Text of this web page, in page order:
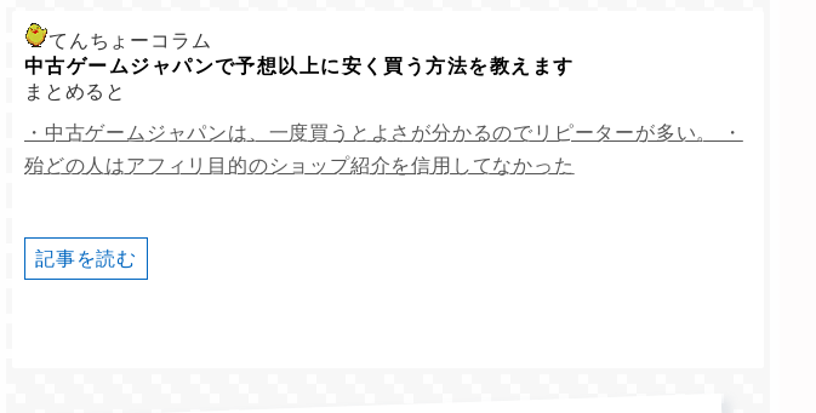
てんちょーコラム
中古ゲームジャパンで予想以上に安く買う方法を教えます
まとめると
・中古ゲームジャパンは、一度買うとよさが分かるのでリピーターが多い。 ・
殆どの人はアフィリ目的のショップ紹介を信用してなかった
記事を読む